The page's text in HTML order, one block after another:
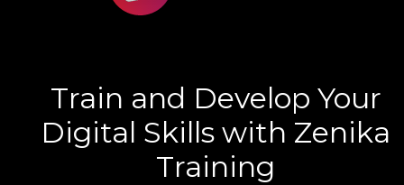
Train and Develop Your
Digital Skills with Zenika
Training